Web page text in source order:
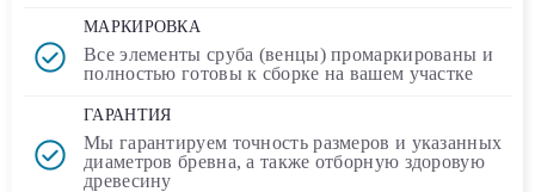
МАРКИРОВКА
Все элементы сруба (венцы) промаркированы и
полностьюготовы к сборке на вашем участке
ГАРАНТИЯ
Мы гарантируем точность размеров и указанных
диаметров бревна, а также отборную здоровую
древесину